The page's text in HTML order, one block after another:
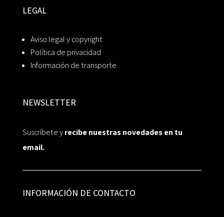
LEGAL
Aviso legal y copyright
Política de privacidad
Información de transporte
NEWSLETTER
Suscríbete yrecibe nuestras novedades en tu
email.
INFORMACIÓN DE CONTACTO